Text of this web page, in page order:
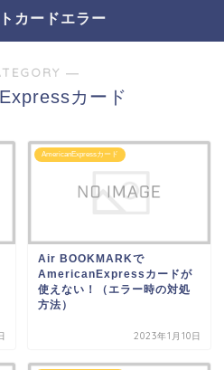
カードエラー
―
カード
AmericanExpressカード
Air BOOKMARKで
AmericanExpressカードが
使えない！（エラー時の対処
方法）
2023年1月10日